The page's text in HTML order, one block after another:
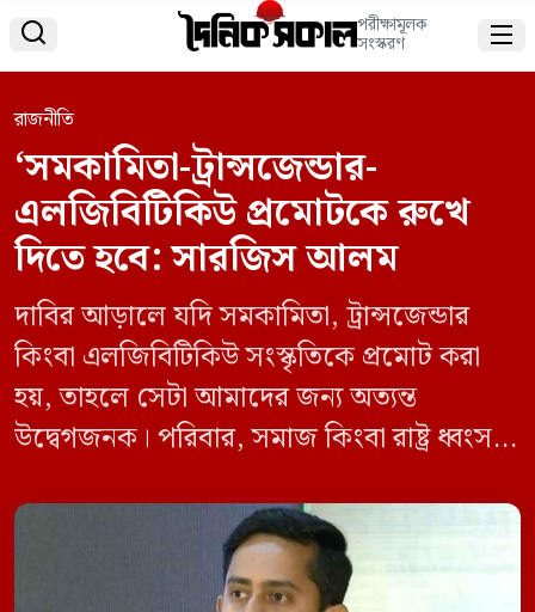
 পরীক্ষামূলক
সংস্করণ 
রাজনীতি
‘সমকামিতা-ট্রান্সজেন্ডার-
এলজিবিটিকিউ প্রমোটকে রুখে
দিতে হবে: সারজিস আলম
দাবির আড়ালে যদি সমকামিতা, ট্রান্সজেন্ডার
কিংবা এলজিবিটিকিউ সংস্কৃতিকে প্রমোট করা
হয়, তাহলে সেটা আমাদের জন্য অত্যন্ত
উদ্বেগজনক। পরিবার, সমাজ কিংবা রাষ্ট্র ধ্বংস
তারা মানসিক বিকারগ্রস্ত, এবং তাদের মানসিক
চিকিৎসা করানো উচিত।